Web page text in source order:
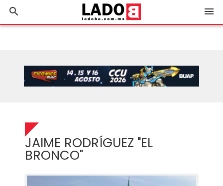
search menu
JAIME RODRÍGUEZ "EL
BRONCO"